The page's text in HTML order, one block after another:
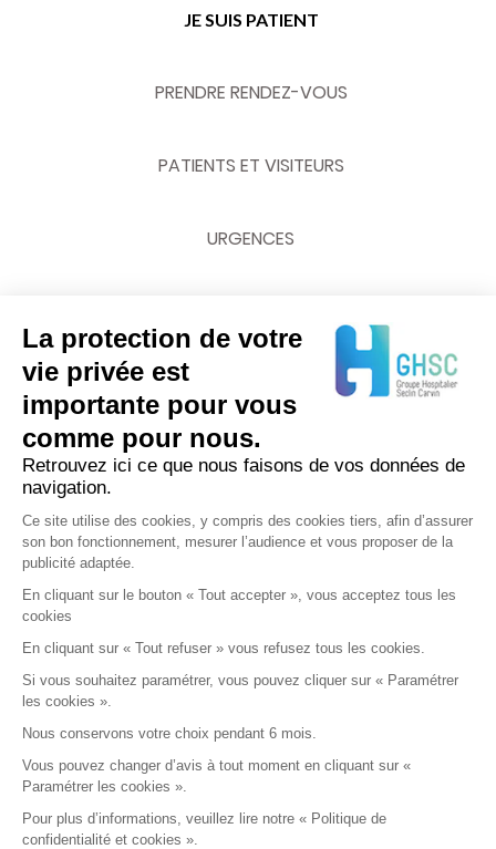
JE SUIS PATIENT
PRENDRE RENDEZ-VOUS
PATIENTS ET VISITEURS
URGENCES
03 20 62 70 00
Tous droits réservés - Groupe Hospitalier SECLIN
CARVIN 2022 © RéalisationWebexpR-Mentions
La protection de votre
vie privée est
importante pour vous
comme pour nous.
Retrouvez ici ce que nous faisons de vos données de
navigation.
Ce site utilise des cookies, y compris des cookies tiers, afin d’assurer
son bon fonctionnement, mesurer l’audience et vous proposer de la
publicité adaptée.
En cliquant sur le bouton « Tout accepter », vous acceptez tous les
cookies
En cliquant sur « Tout refuser » vous refusez tous les cookies.
Si vous souhaitez paramétrer, vous pouvez cliquer sur « Paramétrer
les cookies ».
Nous conservons votre choix pendant 6 mois.
Vous pouvez changer d’avis à tout moment en cliquant sur «
Paramétrer les cookies ».
Pour plus d’informations, veuillez lire notre « Politique de
confidentialité et cookies ».